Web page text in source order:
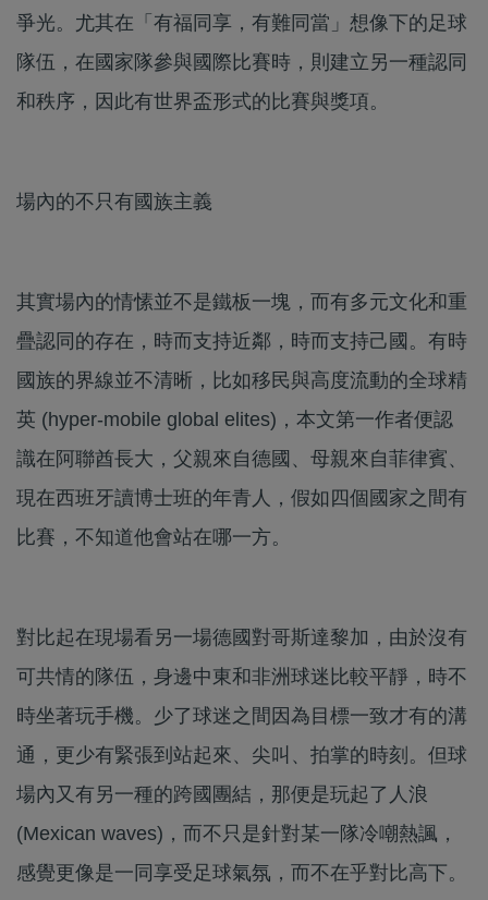
爭光。尤其在「有福同享，有難同當」想像下的足球
隊伍，在國家隊參與國際比賽時，則建立另一種認同
和秩序，因此有世界盃形式的比賽與獎項。
場內的不只有國族主義
其實場內的情愫並不是鐵板一塊，而有多元文化和重
疊認同的存在，時而支持近鄰，時而支持己國。有時
國族的界線並不清晰，比如移民與高度流動的全球精
英 (hyper-mobile global elites)，本文第一作者便認
識在阿聯酋長大，父親來自德國、母親來自菲律賓、
現在西班牙讀博士班的年青人，假如四個國家之間有
比賽，不知道他會站在哪一方。
對比起在現場看另一場德國對哥斯達黎加，由於沒有
可共情的隊伍，身邊中東和非洲球迷比較平靜，時不
時坐著玩手機。少了球迷之間因為目標一致才有的溝
通，更少有緊張到站起來、尖叫、拍掌的時刻。但球
場內又有另一種的跨國團結，那便是玩起了人浪
(Mexican waves)，而不只是針對某一隊冷嘲熱諷，
感覺更像是一同享受足球氣氛，而不在乎對比高下。